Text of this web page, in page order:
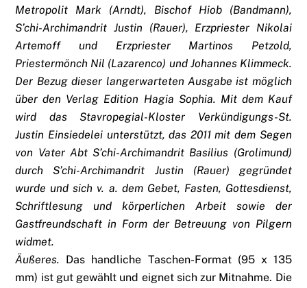
Metropolit Mark (Arndt), Bischof Hiob (Bandmann),
S’chi-Archimandrit Justin (Rauer), Erzpriester Nikolai
Artemoff und Erzpriester Martinos Petzold,
Priestermönch Nil (Lazarenco) und Johannes Klimmeck.
Der Bezug dieser langerwarteten Ausgabe ist möglich
über den Verlag Edition Hagia Sophia. Mit dem Kauf
wird das Stavropegial-Kloster Verkündigungs-St.
Justin Einsiedelei unterstützt, das 2011 mit dem Segen
von Vater Abt S’chi-Archimandrit Basilius (Grolimund)
durch S’chi-Archimandrit Justin (Rauer) gegründet
wurde und sich v. a. dem Gebet, Fasten, Gottesdienst,
Schriftlesung und körperlichen Arbeit sowie der
Gastfreundschaft in Form der Betreuung von Pilgern
widmet.
Äußeres. Das handliche Taschen-Format (95 x 135
mm) ist gut gewählt und eignet sich zur Mitnahme. Die